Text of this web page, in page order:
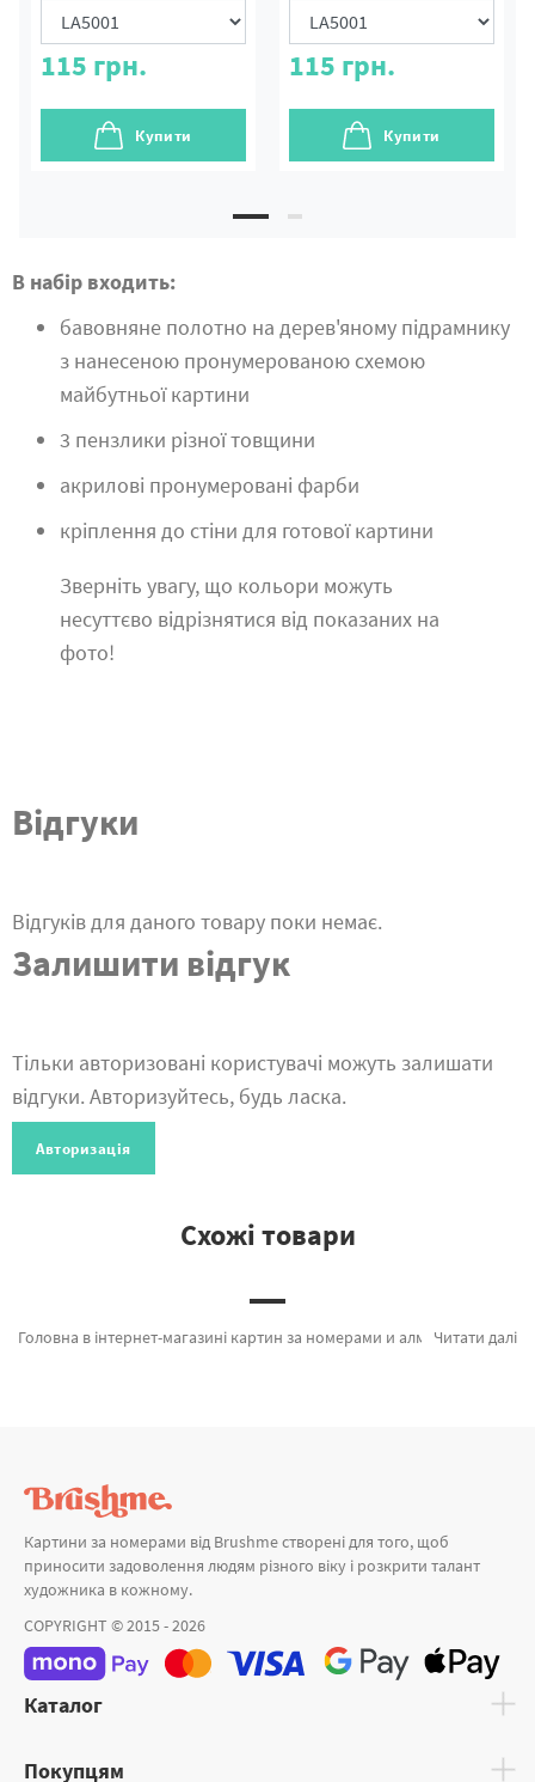
115 грн.
Купити
115 грн.
Купити
В набір входить:
бавовняне полотно на дерев'яному підрамнику
з нанесеною пронумерованою схемою
майбутньої картини
3 пензлики різної товщини
акрилові пронумеровані фарби
кріплення до стіни для готової картини
Зверніть увагу, що кольори можуть
несуттєво відрізнятися від показаних на
фото!
Відгуки
Відгуків для даного товару поки немає.
Залишити відгук
Тільки авторизовані користувачі можуть залишати
відгуки. Авторизуйтесь, будь ласка.
Авторизація
Схожі товари
Читати далі
Головна в інтернет-магазині картин за номерами и алмазної мозаїки Brushme. Ви на сторінці, де можна підібрати Картина за номерами Скована краса від провідного виробника Brushme який порадує своїми рішеннями. Весь асортимент розділу «» сертифікований, з гарантією та підтверджений довірою покупців. Літня серенада, Кольоровий тирг и Статуя Свободи а также широкий вибір найменувань за суперцінами. Замовляючи Леонардо Да Вінчі та картина за номерами стамбул швидко доставимо в Чернівці або невелике місто України. Поп - арт та картини за номерами легкі, придбайте прямо зараз!
Картини за номерами від Brushme створені для того, щоб
приносити задоволення людям різного віку і розкрити талант
художника в кожному.
COPYRIGHT © 2015 - 2026
Каталог
Покупцям